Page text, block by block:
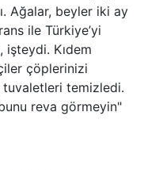
Ağalar, beyler iki ay
ile Türkiye’yi
Kıdem
çöplerinizi
tuvaletleri temizledi.
reva görmeyin"